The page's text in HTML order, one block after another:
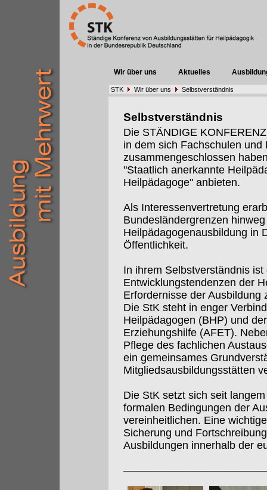
Wir über uns Aktuelles
STK Wir über uns Selbstverständnis
Selbstverständnis
Die STÄNDIGE
in dem sich Fachschulen und
zusammengeschlossen
"Staatlich anerkannte
Heilpädagoge" anbieten.
Als Interessenvertretung
Bundesländergrenzen
Heilpädagogenausbildung in
Öffentlichkeit.
In ihrem Selbstverständnis
Entwicklungstendenzen der
Erfordernisse der Ausbildung
Die StK steht in enger
Heilpädagogen (BHP) und
Erziehungshilfe (AFET).
Pflege des fachlichen
ein gemeinsames
Mitgliedsausbildungsstätten
Die StK setzt sich seit
formalen Bedingungen der
vereinheitlichen. Eine
Sicherung und
Ausbildungen innerhalb der